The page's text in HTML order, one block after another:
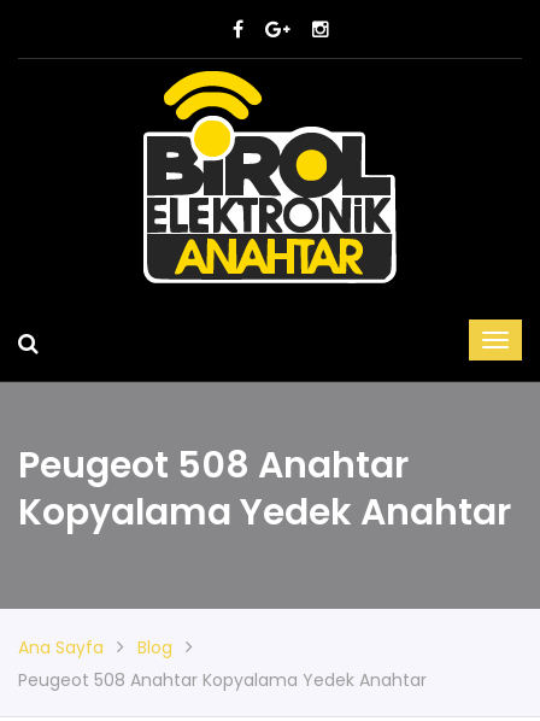
Peugeot 508 Anahtar
Kopyalama Yedek Anahtar
Ana Sayfa
Blog
Peugeot 508 Anahtar Kopyalama Yedek Anahtar